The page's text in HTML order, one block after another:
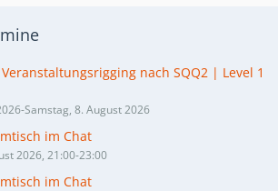
nach SQQ2 | Level 1
Samstag, 8. August 2026
im Chat
2026, 21:00-23:00
im Chat